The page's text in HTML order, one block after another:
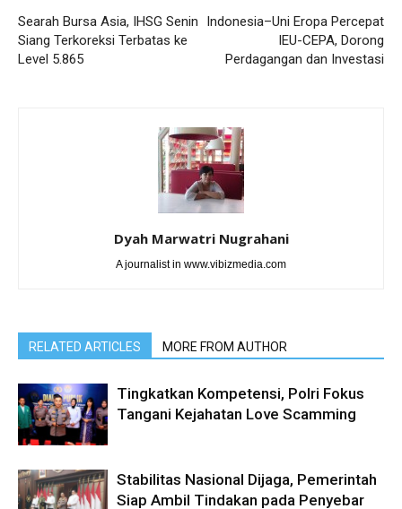
Searah Bursa Asia, IHSG Senin
Siang Terkoreksi Terbatas ke
Level 5.865
Indonesia–Uni Eropa Percepat
IEU-CEPA, Dorong
Perdagangan dan Investasi
Dyah Marwatri Nugrahani
A journalist in www.vibizmedia.com
RELATED ARTICLES MORE FROM AUTHOR
Tingkatkan Kompetensi, Polri Fokus
Tangani Kejahatan Love Scamming
Stabilitas Nasional Dijaga, Pemerintah
Siap Ambil Tindakan pada Penyebar